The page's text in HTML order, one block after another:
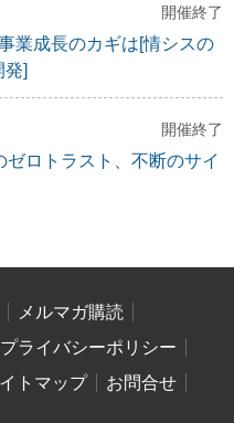
開催終了
業成長のカギは[情シスの
発]
開催終了
ゼロトラスト、不断のサイ
メルマガ購読
プライバシーポリシー
トマップ
お問合せ